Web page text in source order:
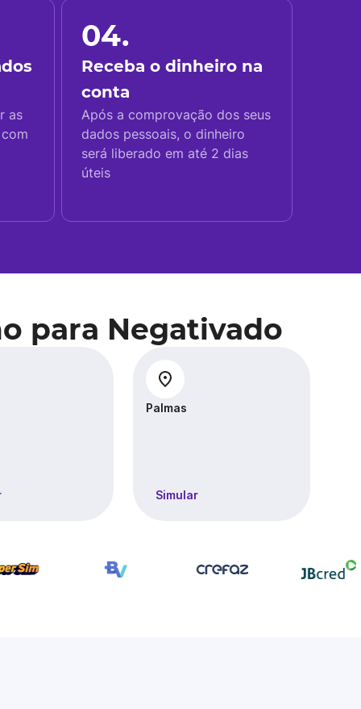
as
04.
Receba o dinheiro na
conta
Após a comprovação dos seus
dados pessoais, o dinheiro
será liberado em até 2 dias
úteis
para Negativado
Palmas
Simular